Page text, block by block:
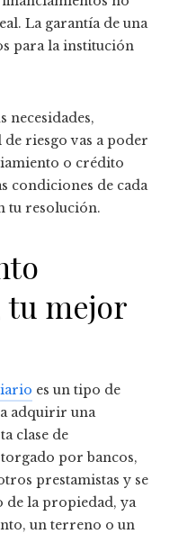
La garantía de una
para la institución
necesidades,
riesgo vas a poder
o crédito
condiciones de cada
tu resolución.
mejor
es un tipo de
adquirir una
clase de
por bancos,
prestamistas y se
de la propiedad, ya
un terreno o un